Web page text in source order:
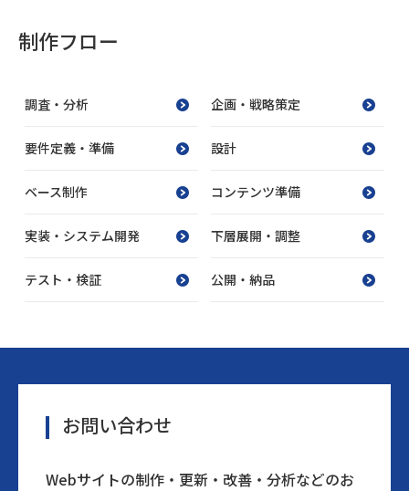
制作フロー
調査・分析 企画・戦略策定
要件定義・準備 設計
ベース制作 コンテンツ準備
実装・システム開発 下層展開・調整
テスト・検証 公開・納品
お問い合わせ
Webサイトの制作・更新・改善・分析などのお